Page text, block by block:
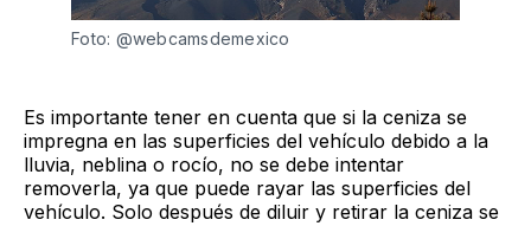
Foto: @webcamsdemexico
Es importante tener en cuenta que si la ceniza se
impregna en las superficies del vehículo debido a la
lluvia, neblina o rocío, no se debe intentar
removerla, ya que puede rayar las superficies del
vehículo. Solo después de diluir y retirar la ceniza se